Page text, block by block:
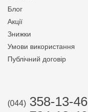
Блог
Акції
Знижки
Умови використання
Публічний договір
(044) 358-13-46